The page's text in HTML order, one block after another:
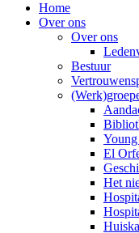
Home
Over ons
Over ons
Bestuur
El
Het